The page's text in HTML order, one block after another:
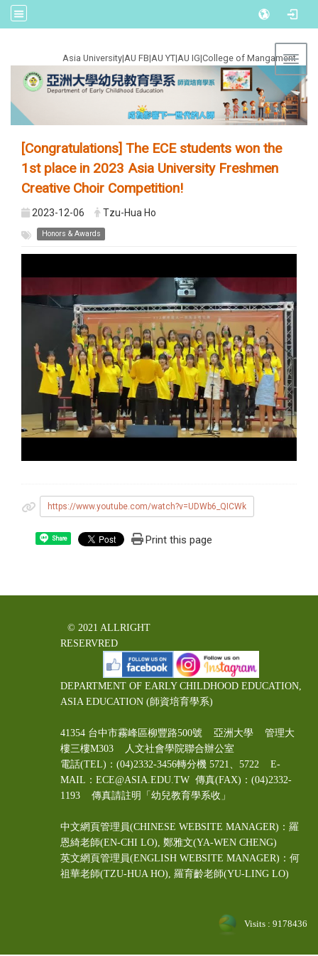
Asia University|AU FB|AU YT|AU IG|College of Mangament
[Congratulations] The ECE students won the
1st place in 2023 Asia University Freshmen
Creative Choir Competition!
2023-12-06 Tzu-Hua Ho
Honors & Awards
https://www.youtube.com/watch?v=UDWb6_QICWk
Share Print this page
© 2021 ALLRIGHT
RESERVRED
DEPARTMENT OF EARLY CHILDHOOD EDUCATION,
ASIA EDUCATION (師資培育學系)
41354 台中市霧峰區柳豐路500號 亞洲大學 管理大
樓三樓M303 人文社會學院聯合辦公室
電話(TEL)：(04)2332-3456轉分機 5721、5722 E-
MAIL：ECE@ASIA.EDU.TW 傳真(FAX)：(04)2332-
1193 傳真請註明「幼兒教育學系收」
中文網頁管理員(CHINESE WEBSITE MANAGER)：羅
恩綺老師(EN-CHI LO) , 鄭雅文(YA-WEN CHENG)
英文網頁管理員(ENGLISH WEBSITE MANAGER)：何
祖華老師(TZU-HUA HO), 羅育齡老師(YU-LING LO)
Visits : 9178436